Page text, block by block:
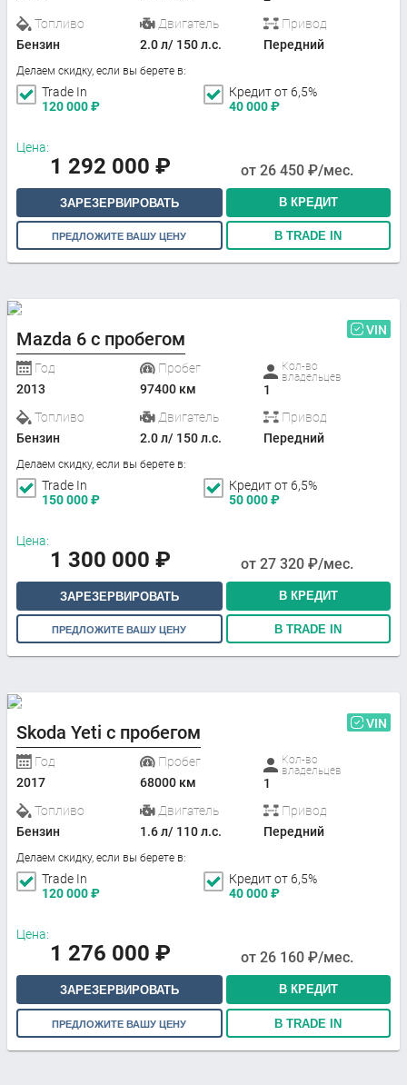
Топливо
Бензин
Двигатель
2.0 л/ 150 л.с.
Привод
Передний
Делаем скидку, если вы берете в:
Trade In
120 000₽
Кредит от 6,5%
40 000₽
Цена:
1 292 000 ₽ от 26 450 ₽/мес.
ЗАРЕЗЕРВИРОВАТЬ В КРЕДИТ
ПРЕДЛОЖИТЕ ВАШУ ЦЕНУ В TRADE IN
Mazda 6 с пробегом VIN
Год
2013
Пробег
97400 км
Кол-во
владельцев
1
Топливо
Бензин
Двигатель
2.0 л/ 150 л.с.
Привод
Передний
Делаем скидку, если вы берете в:
Trade In
150 000₽
Кредит от 6,5%
50 000₽
Цена:
1 300 000 ₽ от 27 320 ₽/мес.
ЗАРЕЗЕРВИРОВАТЬ В КРЕДИТ
ПРЕДЛОЖИТЕ ВАШУ ЦЕНУ В TRADE IN
Skoda Yeti с пробегом VIN
Год
2017
Пробег
68000 км
Кол-во
владельцев
1
Топливо
Бензин
Двигатель
1.6 л/ 110 л.с.
Привод
Передний
Делаем скидку, если вы берете в:
Trade In
120 000₽
Кредит от 6,5%
40 000₽
Цена:
1 276 000 ₽ от 26 160 ₽/мес.
ЗАРЕЗЕРВИРОВАТЬ В КРЕДИТ
ПРЕДЛОЖИТЕ ВАШУ ЦЕНУ В TRADE IN